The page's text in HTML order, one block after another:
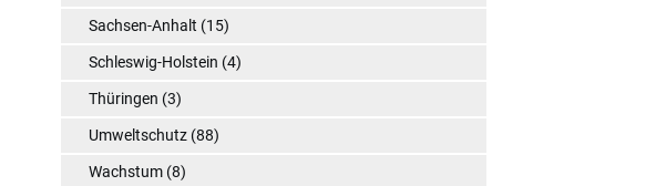
Sachsen-Anhalt (15)
Schleswig-Holstein (4)
Thüringen (3)
Umweltschutz (88)
Wachstum (8)